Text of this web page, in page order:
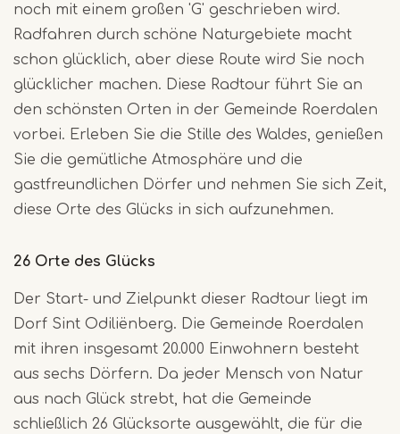
noch mit einem großen 'G' geschrieben wird.
Radfahren durch schöne Naturgebiete macht
schon glücklich, aber diese Route wird Sie noch
glücklicher machen. Diese Radtour führt Sie an
den schönsten Orten in der Gemeinde Roerdalen
vorbei. Erleben Sie die Stille des Waldes, genießen
Sie die gemütliche Atmosphäre und die
gastfreundlichen Dörfer und nehmen Sie sich Zeit,
diese Orte des Glücks in sich aufzunehmen.
26 Orte des Glücks
Der Start- und Zielpunkt dieser Radtour liegt im
Dorf Sint Odiliënberg. Die Gemeinde Roerdalen
mit ihren insgesamt 20.000 Einwohnern besteht
aus sechs Dörfern. Da jeder Mensch von Natur
aus nach Glück strebt, hat die Gemeinde
schließlich 26 Glücksorte ausgewählt, die für die